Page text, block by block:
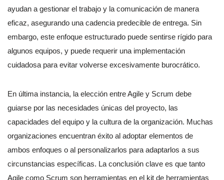
ayudan a gestionar el trabajo y la comunicación de manera
eficaz, asegurando una cadencia predecible de entrega. Sin
embargo, este enfoque estructurado puede sentirse rígido para
algunos equipos, y puede requerir una implementación
cuidadosa para evitar volverse excesivamente burocrático.
En última instancia, la elección entre Agile y Scrum debe
guiarse por las necesidades únicas del proyecto, las
capacidades del equipo y la cultura de la organización. Muchas
organizaciones encuentran éxito al adoptar elementos de
ambos enfoques o al personalizarlos para adaptarlos a sus
circunstancias específicas. La conclusión clave es que tanto
Agile como Scrum son herramientas en el kit de herramientas